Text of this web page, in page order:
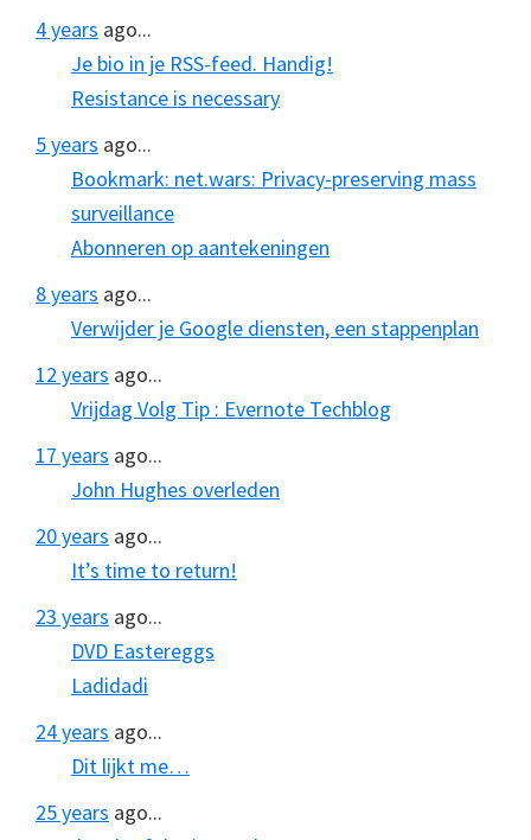
4 years ago...
Je bio in je RSS-feed. Handig!
Resistance is necessary
5 years ago...
Bookmark: net.wars: Privacy-preserving mass
surveillance
Abonneren op aantekeningen
8 years ago...
Verwijder je Google diensten, een stappenplan
12 years ago...
Vrijdag Volg Tip : Evernote Techblog
17 years ago...
John Hughes overleden
20 years ago...
It’s time to return!
23 years ago...
DVD Eastereggs
Ladidadi
24 years ago...
Dit lijkt me…
25 years ago...